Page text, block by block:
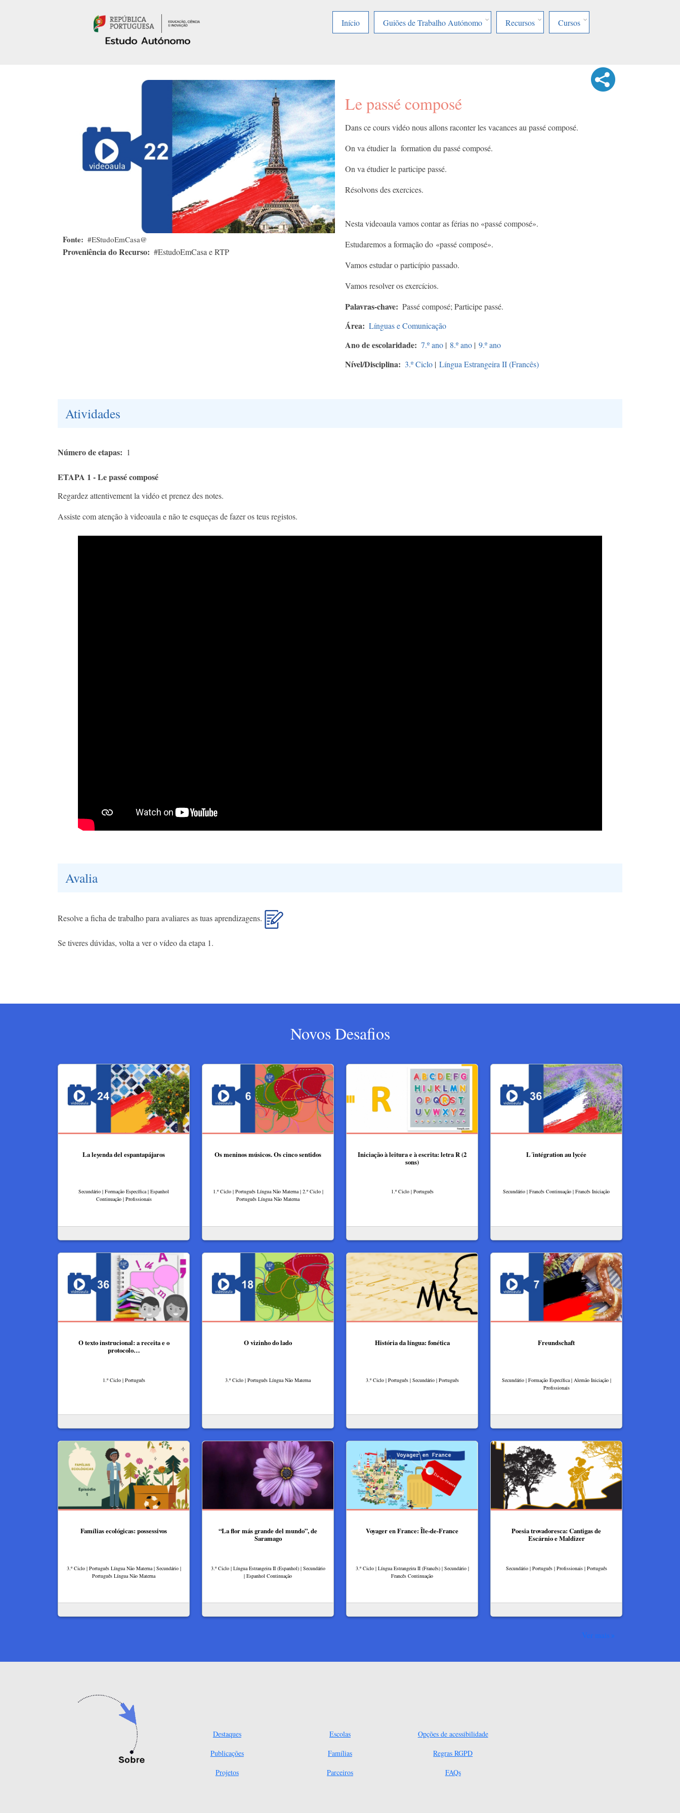
Início
Guiões de Trabalho Autónomo Recursos Cursos
Fonte #EStudoEmCasa@
Proveniência do Recurso #EstudoEmCasa e RTP
Le passé composé
Dans ce cours vidéo nous allons raconter les vacances au passé composé.
On va étudier la formation du passé composé.
On va étudier le participe passé.
Résolvons des exercices.​
Nesta videoaula vamos contar as férias no «passé composé».
Estudaremos a formação do «passé composé».
Vamos estudar o particípio passado.
Vamos resolver os exercícios.
Palavras-chave Passé composé; Participe passé.
Área Línguas e Comunicação
Ano de escolaridade 7.º ano | 8.º ano | 9.º ano
Nível/Disciplina 3.º Ciclo | Língua Estrangeira II (Francês)
Atividades
Número de etapas 1
ETAPA 1 - Le passé composé
Regardez attentivement la vidéo et prenez des notes.
Assiste com atenção à videoaula e não te esqueças de fazer os teus registos.
Avalia
Resolve a ficha de trabalho para avaliares as tuas aprendizagens.
Se tiveres dúvidas, volta a ver o vídeo da etapa 1.
Novos Desafios
La leyenda del espantapájaros
Secundário | Formação Específica | Espanhol
Continuação | Profissionais
Os meninos músicos. Os cinco sentidos
1.º Ciclo | Português Língua Não Materna | 2.º Ciclo |
Português Língua Não Materna
Iniciação à leitura e à escrita: letra R (2
sons)
1.º Ciclo | Português
L´intégration au lycée
Secundário | Francês Continuação | Francês Iniciação
O texto instrucional: a receita e o
protocolo…
1.º Ciclo | Português
O vizinho do lado
3.º Ciclo | Português Língua Não Materna
História da língua: fonética
3.º Ciclo | Português | Secundário | Português
Freundschaft
Secundário | Formação Específica | Alemão Iniciação |
Profissionais
Famílias ecológicas: possessivos
3.º Ciclo | Português Língua Não Materna | Secundário |
Português Língua Não Materna
“La flor más grande del mundo”, de
Saramago
3.º Ciclo | Língua Estrangeira II (Espanhol) | Secundário
| Espanhol Continuação
Voyager en France: Île-de-France
3.º Ciclo | Língua Estrangeira II (Francês) | Secundário |
Francês Continuação
Poesia trovadoresca: Cantigas de
Escárnio e Maldizer
Secundário | Português | Profissionais | Português
Ver mais
Destaques
Publicações
Projetos
Escolas
Famílias
Parceiros
Opções de acessibilidade
Regras RGPD
FAQs